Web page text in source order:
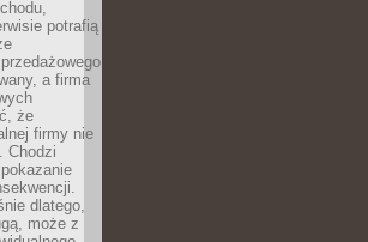
potrafią
a firma
że
firmy nie
Chodzi
dlatego,
może z